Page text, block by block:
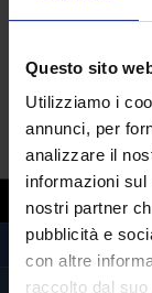
Questo sito
Utilizziamo i
annunci, per
analizzare il
informazioni
nostri partner
pubblicità e
con altre
raccolto dal
ruoli
biologica
gestione di
parchi
biologo
biodiversità
vegetale,